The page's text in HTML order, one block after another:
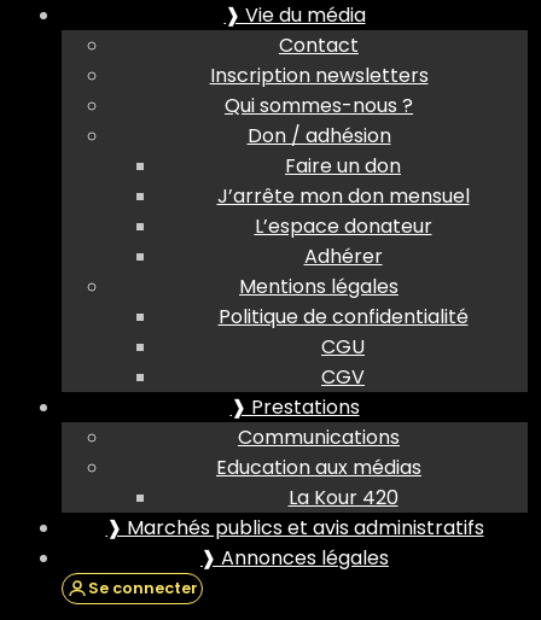
❱ Vie du média
Contact
Inscription newsletters
Qui sommes-nous ?
Don / adhésion
Faire un don
J’arrête mon don mensuel
L’espace donateur
Adhérer
Mentions légales
Politique de confidentialité
CGU
CGV
❱ Prestations
Communications
Education aux médias
La Kour 420
❱ Marchés publics et avis administratifs
❱ Annonces légales
Se connecter